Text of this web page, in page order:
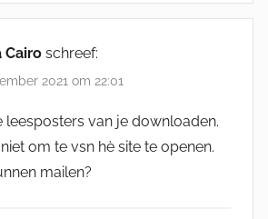
Cairo schreef:
2021 om 22:01
leesposters van je downloaden.
om te vsn hè site te openen.
mailen?